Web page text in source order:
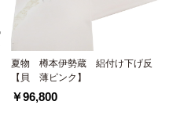
夏物 樽本伊勢蔵 絽付け下げ反
【貝 薄ピンク】
￥96,800